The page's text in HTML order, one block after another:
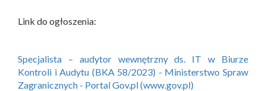
Link do ogłoszenia:
Specjalista – audytor wewnętrzny ds. IT w Biurze
Kontroli i Audytu (BKA 58/2023) - Ministerstwo Spraw
Zagranicznych - Portal Gov.pl (www.gov.pl)